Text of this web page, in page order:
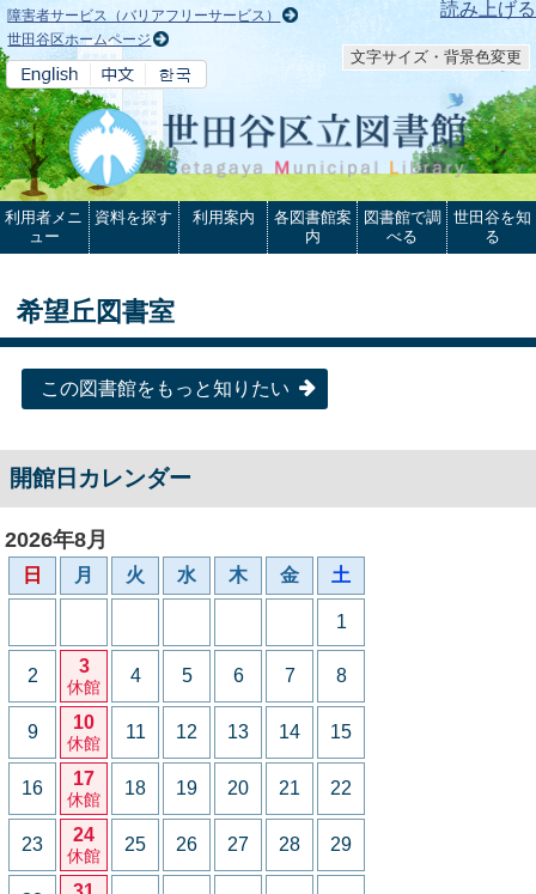
本文へ 読み上げる
障害者サービス（バリアフリーサービス）
世田谷区ホームページ
文字サイズ・背景色変更
利用者メニ
ュー
資料を探す 利用案内
各図書館案
内
図書館で調
べる
世田谷を知
る
希望丘図書室
この図書館をもっと知りたい
開館日カレンダー
2026年8月
日 月 火 水 木 金 土
1
2 3
休館
4 5 6 7 8
9 10
休館
11 12 13 14 15
16 17
休館
18 19 20 21 22
23 24
休館
25 26 27 28 29